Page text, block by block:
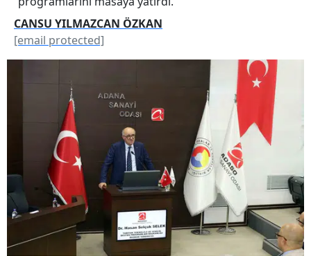
CANSU YILMAZCAN ÖZKAN
[email protected]